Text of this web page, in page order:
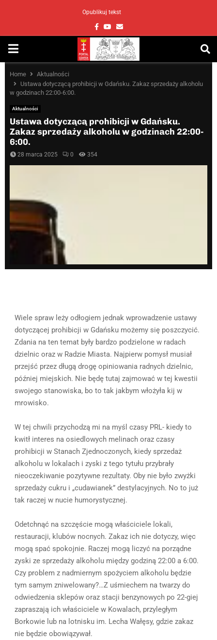
Opublikuj tekst
Facebook
Youtube
Email
PRIMARY
MENU
Home
Aktualności
Ustawa dotyczącą prohibicji w Gdańsku. Zakaz sprzedaży alkoholu
w godzinach 22:00-6:00.
Aktualności
Ustawa dotyczącą prohibicji w Gdańsku.
Zakaz sprzedaży alkoholu w godzinach 22:00-
6:00.
28 marca 2025 0 354
Wiele spraw leży odłogiem jednak wprowadzenie ustawy
dotyczącej prohibicji w Gdańsku możemy się poszczycić.
Zdania na ten temat były bardzo podzielone w radach
dzielnic oraz w Radzie Miasta. Najpierw pomysł musiał
przejść przez długą drogę opiniowania radnych dzielnic,
później miejskich. Nie będę tutaj zajmować w tej kwestii
swojego stanowiska, bo to tak jakbym włożyła kij w
mrowisko.
W tej chwili przychodzą mi na myśl czasy PRL- kiedy to
kwitł interes na osiedlowych melinach oraz czasy
prohibicji w Stanach Zjednoczonych, kiedy sprzedaż
alkoholu w lokalach i zyski z tego tytułu przybrały
nieoczekiwanie pozytywne rezultaty. Oby nie było zwyżki
sprzedaży cukru i „cudawianek” destylacyjnych. No to już
tak raczej w nucie humorystycznej.
Odetchnąć na szczęście mogą właściciele lokali,
restauracji, klubów nocnych. Zakaz ich nie dotyczy, więc
mogą spać spokojnie. Raczej mogą liczyć na porządne
zyski ze sprzedaży alkoholu między godziną 22:00 a 6:00.
Czy problem z nadmiernym spożyciem alkoholu będzie
tym samym zniwelowany?…Z uśmiechem na twarzy do
odwiedzenia sklepów oraz stacji benzynowych po 22-giej
zapraszają ich właściciele w Kowalach, przyległym
Borkowie lub na lotnisku im. Lecha Wałęsy, gdzie zakaz
nie będzie obowiązywał.